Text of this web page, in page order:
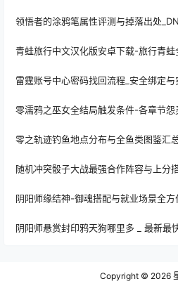
领悟者的涂鸦笔属性评测与掉落出处
青蛙旅行中文汉化版安卓下载-旅行青
雷霆账号中心密码找回流程_安全绑定
零濡鸦之巫女全结局触发条件-各章节
零之轨迹钓鱼地点分布与全鱼类图鉴汇
随机冲突骰子大战最强合作阵容与上分
阴阳师缘结神-御魂搭配与就业场景全方
阴阳师悬赏封印鸦天狗哪里多 _ 最新最
Copyright © 2026